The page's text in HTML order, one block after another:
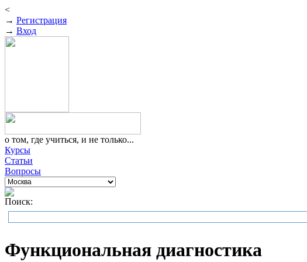
<
→ Регистрация
→ Вход
о том, где учиться, и не только...
Курсы
Статьи
Вопросы
Поиск:
Функциональная диагностика